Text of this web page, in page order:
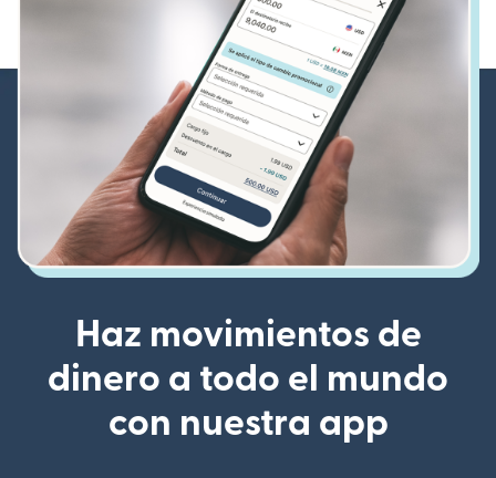
Haz movimientos de
dinero a todo el mundo
con nuestra app